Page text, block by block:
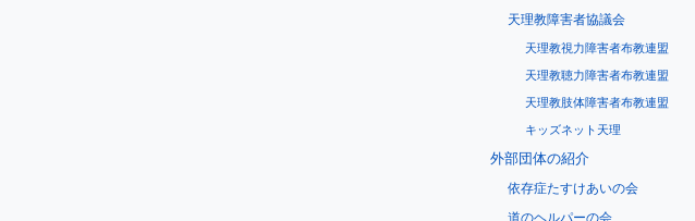
天理教障害者協議会
天理教視力障害者布教連盟
天理教聴力障害者布教連盟
天理教肢体障害者布教連盟
キッズネット天理
外部団体の紹介
依存症たすけあいの会